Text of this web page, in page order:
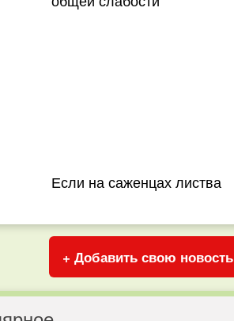
Если на саженцах листва
+ Добавить свою новость